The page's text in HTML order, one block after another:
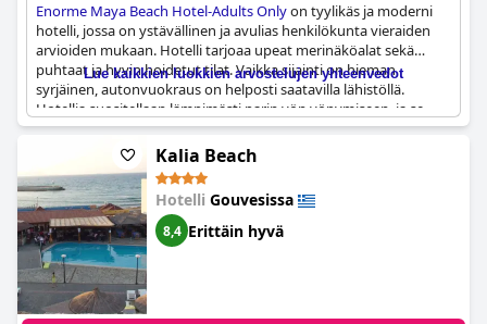
Enorme Maya Beach Hotel-Adults Onlyon tyylikäs ja moderni
hotelli, jossa on ystävällinen ja avulias henkilökunta vieraiden
arvioiden mukaan. Hotelli tarjoaa upeat merinäköalat sekä
puhtaat ja hyvin hoidetut tilat. Vaikka sijainti on hieman
syrjäinen, autonvuokraus on helposti saatavilla lähistöllä.
Hotellia suositellaan lämpimästi parin yön yöpymiseen, ja se
toimii täydellisenä tukikohtana Kreetan pohjoisosaan
tutustumiseen. Ruoan ja juomien hinnat ovat kohtuulliset ja
ateriat ovat herkullisia. Hotelli sopii erinomaisesti lentokoneiden
bongauslomaan, mutta ei sovi rantalomailijoille. Vaikka jotkut
vieraat väittävät, että hotelli ei ole todella neljän tähden hotelli,
monet arvostelijat kuvaavat sitä poikkeukselliseksi, upeaksi,
loistavaksi ja täydelliseksi.
Lue kaikkien luokkien arvostelujen yhteenvedot
Kalia Beach
Hotelli Gouvesissa
8,4 Erittäin hyvä